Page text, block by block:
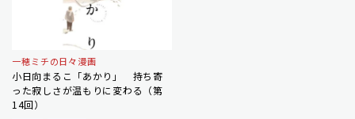
一穂ミチの日々漫画
小日向まるこ「あかり」 持ち寄
った寂しさが温もりに変わる（第
14回）